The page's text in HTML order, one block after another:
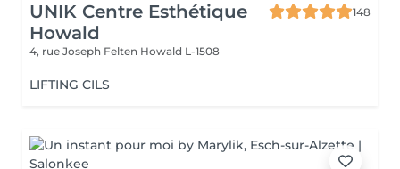
UNIK Centre Esthétique
Howald
148
4, rue Joseph Felten Howald L-1508
LIFTING CILS